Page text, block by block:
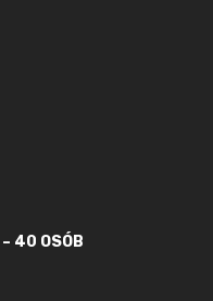
40 OSÓB